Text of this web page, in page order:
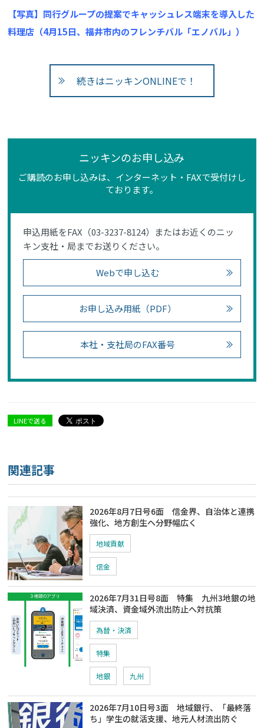
【写真】同行グループの提案でキャッシュレス端末を導入した
料理店（4月15日、福井市内のフレンチバル「エノバル」）
続きはニッキンONLINEで！
ニッキンのお申し込み
ご購読のお申し込みは、インターネット・FAXで受付けし
ております。
申込用紙をFAX（03-3237-8124）またはお近くのニッ
キン支社・局までお送りください。
Webで申し込む
お申し込み用紙（PDF）
本社・支社局のFAX番号
LINEで送る
関連記事
2026年8月7日号6面 信金界、自治体と連携
強化、地方創生ヘ分野幅広く
地域貢献
信金
2026年7月31日号8面 特集 九州3地銀の地
域決済、資金域外流出防止へ対抗策
為替・決済
特集
地銀 九州
2026年7月10日号3面 地域銀行、「最終落
ち」学生の就活支援、地元人材流出防ぐ